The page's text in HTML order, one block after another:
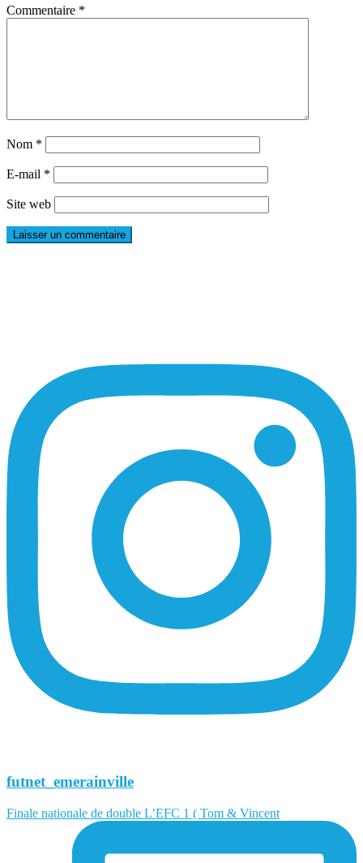
Commentaire *
Nom *
E-mail *
Site web
futnet_emerainville
Finale nationale de double L’EFC 1 ( Tom & Vincent